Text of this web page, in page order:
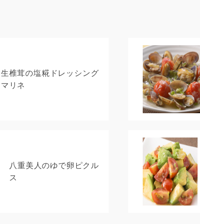
生椎茸の塩糀ドレッシング
マリネ
八重美人のゆで卵ピクル
ス